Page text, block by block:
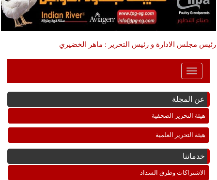
رئيس مجلس الادارة و رئيس التحرير : ماهر الخضيري
Toggle
Navigation
عن المجلة
هيئة التحرير الصحفية
هيئة التحرير العلمية
خدماتنا
الاشتراكات وطرق السداد